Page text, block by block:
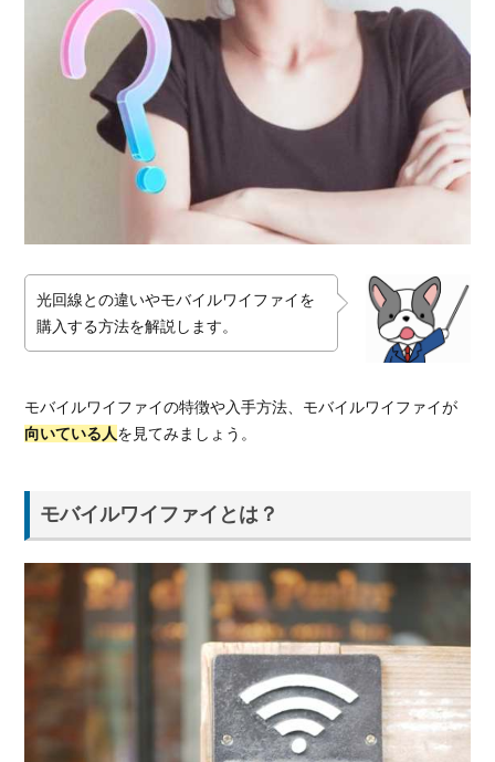
イル
ワイ
ファ
イと
は？
1.2.
で手
に入
る？
モバ
イル
イが
向い
る人
イル
ワイ
イの
メリ
光回線との違いやモバイルワイファイを
購入する方法を解説します。
モバイルワイファイの特徴や入手方法、モバイルワイファイが
向いている人を見てみましょう。
モバイルワイファイとは？